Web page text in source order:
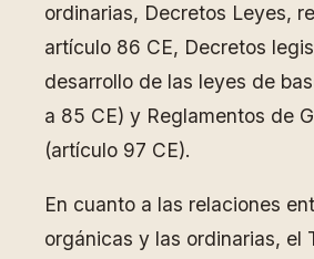
ordinarias, Decretos Leyes,
artículo 86 CE, Decretos
desarrollo de las leyes de
a 85 CE) y Reglamentos de
(artículo 97 CE).
En cuanto a las relaciones
orgánicas y las ordinarias, el